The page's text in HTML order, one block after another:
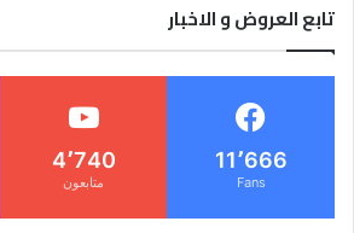
تابع العروض و الاخبار
11٬666
Fans
4٬740
متابعون